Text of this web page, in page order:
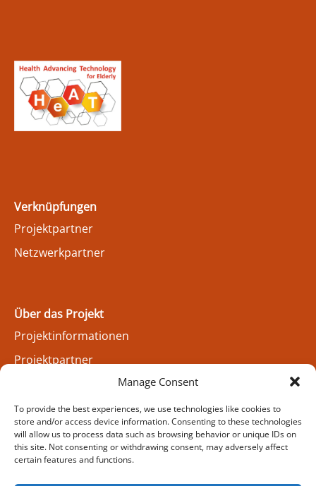
Manage Consent
To provide the best experiences, we use technologies like cookies to
store and/or access device information. Consenting to these technologies
will allow us to process data such as browsing behavior or unique IDs on
this site. Not consenting or withdrawing consent, may adversely affect
certain features and functions.
Verknüpfungen
Projektpartner
Netzwerkpartner
Über das Projekt
Projektinformationen
Projektpartner
Kontakt uns
Kontakt
Cookie Policy (EU)